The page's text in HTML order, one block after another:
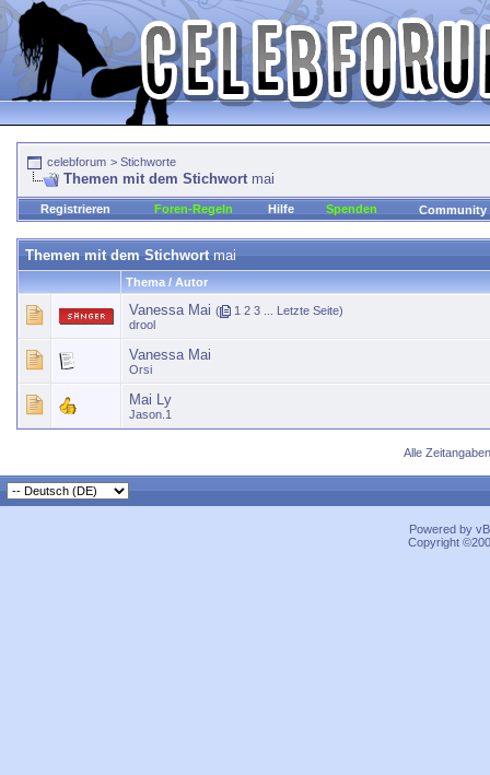
celebforum > Stichworte
Themen mit dem Stichwort mai
Registrieren Foren-Regeln Hilfe Spenden Community
Themen mit dem Stichwortmai
Thema / Autor
Vanessa Mai ( 1 2 3 Letzte Seite)
drool
Vanessa Mai
Orsi
Mai Ly
Jason.1
Alle
Powered by
Copyright